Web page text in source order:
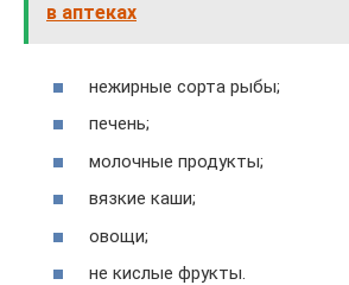
в аптеках
нежирные сорта рыбы;
печень;
молочные продукты;
вязкие каши;
овощи;
не кислые фрукты.